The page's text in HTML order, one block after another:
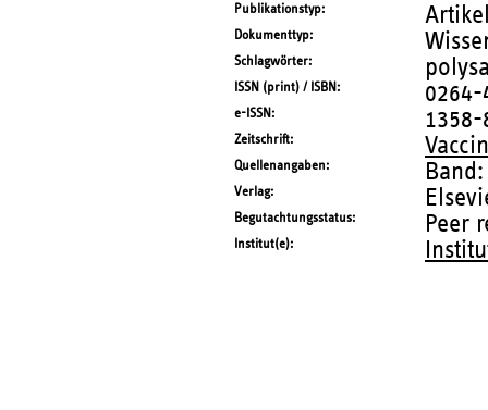
Publikationstyp
Dokumenttyp
Schlagwörter
ISSN (print) / ISBN 0264-
e-ISSN 1358-
Zeitschrift
Quellenangaben
Verlag
Begutachtungsstatus Peer
Institut(e)